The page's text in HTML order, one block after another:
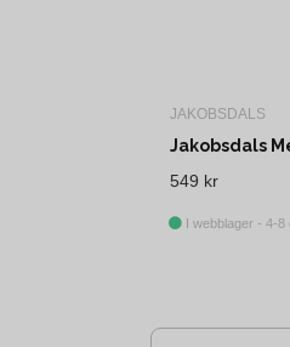
JAKOBSDALS
549 kr
I webblager - 4-8